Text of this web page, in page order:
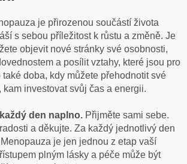
je přirozenou součástí života
s sebou příležitost k růstu a změně. Je
objevit nové stránky své osobnosti,
a posílit vztahy, které jsou pro
doba, kdy můžete přehodnotit své
kam investovat svůj čas a energii.
den naplno. Přijměte sami sebe.
a děkujte. Za každý jednotlivý den
je jen jednou z etap vaší
plným lásky a péče může být